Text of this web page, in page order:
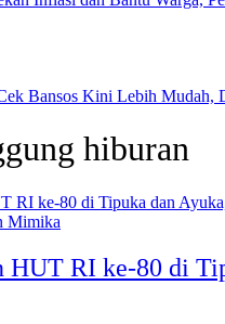
Bansos Kini Lebih Mudah,
hiburan
Mimika
HUT RI ke-80 di